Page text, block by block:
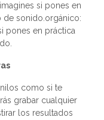
si pones en
de sonido.orgánico:
pones en práctica
como si te
grabar cualquier
los resultados